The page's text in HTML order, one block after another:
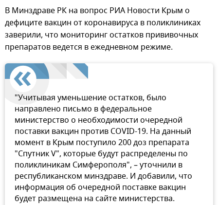
В Минздраве РК на вопрос РИА Новости Крым о
дефиците вакцин от коронавируса в поликлиниках
заверили, что мониторинг остатков прививочных
препаратов ведется в ежедневном режиме.
"Учитывая уменьшение остатков, было
направлено письмо в федеральное
министерство о необходимости очередной
поставки вакцин против COVID-19. На данный
момент в Крым поступило 200 доз препарата
"Спутник V", которые будут распределены по
поликлиникам Симферополя", – уточнили в
республиканском минздраве. И добавили, что
информация об очередной поставке вакцин
будет размещена на сайте министерства.